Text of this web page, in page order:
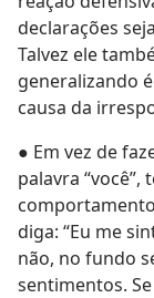
declarações
Talvez ele
generalizando
causa da
● Em vez de
palavra
diga: “Eu me
não, no fundo
sentimentos.